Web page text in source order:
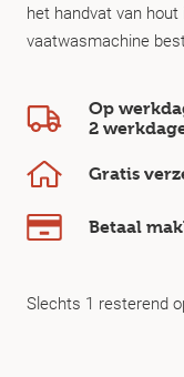
het handvat van
vaatwasmachine
Op
2
Gratis
Betaal
Slechts 1 resterend